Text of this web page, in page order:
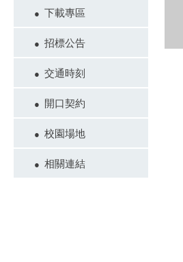
下載專區
招標公告
交通時刻
開口契約
校園場地
相關連結